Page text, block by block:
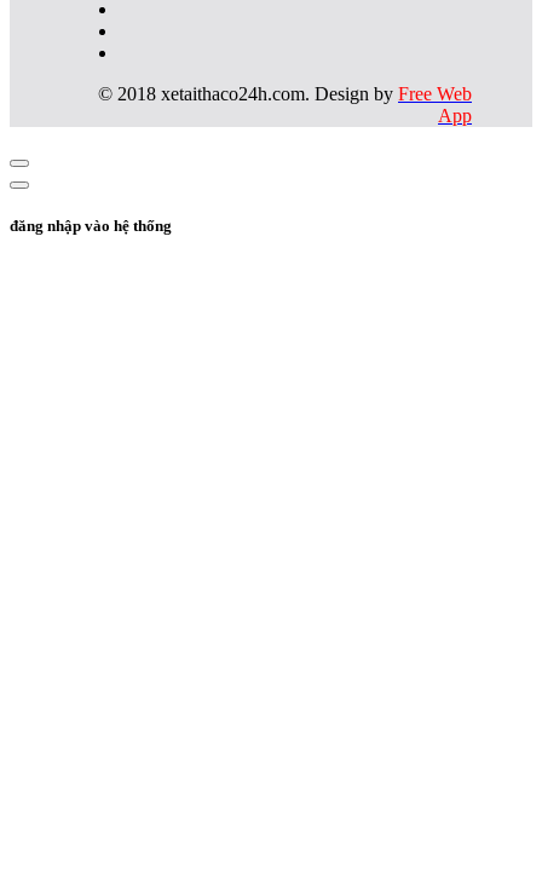
© 2018 xetaithaco24h.com. Design by Free Web
App
đăng nhập vào hệ thống